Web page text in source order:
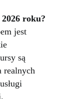
roku?
jest
są
realnych